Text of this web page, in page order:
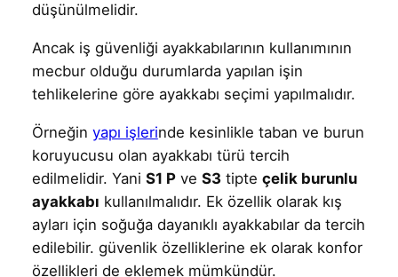
düşünülmelidir.
Ancak iş güvenliği ayakkabılarının kullanımının
mecbur olduğu durumlarda yapılan işin
tehlikelerine göre ayakkabı seçimi yapılmalıdır.
Örneğin yapı işlerinde kesinlikle taban ve burun
koruyucusu olan ayakkabı türü tercih
edilmelidir. Yani S1 Pve S3tipte çelik burunlu
ayakkabı kullanılmalıdır. Ek özellik olarak kış
ayları için soğuğa dayanıklı ayakkabılar da tercih
edilebilir. güvenlik özelliklerine ek olarak konfor
özellikleri de eklemek mümkündür.